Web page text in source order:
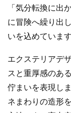
「気分転換に出
に冒険へ繰り出
いを込めています
エクステリアデ
スと重厚感のあ
佇まいを表現し
ネまわりの造形